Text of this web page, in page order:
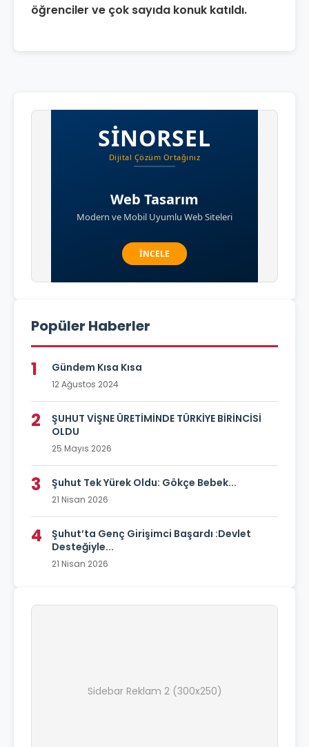
öğrenciler ve çok sayıda konuk katıldı.
Popüler Haberler
1 Gündem Kısa Kısa
12 Ağustos 2024
2
ŞUHUT VİŞNE ÜRETİMİNDE TÜRKİYE BİRİNCİSİ
OLDU
25 Mayıs 2026
3 Şuhut Tek Yürek Oldu: Gökçe Bebek...
21 Nisan 2026
4
Şuhut’ta Genç Girişimci Başardı :Devlet
Desteğiyle...
21 Nisan 2026
Sidebar Reklam 2 (300x250)